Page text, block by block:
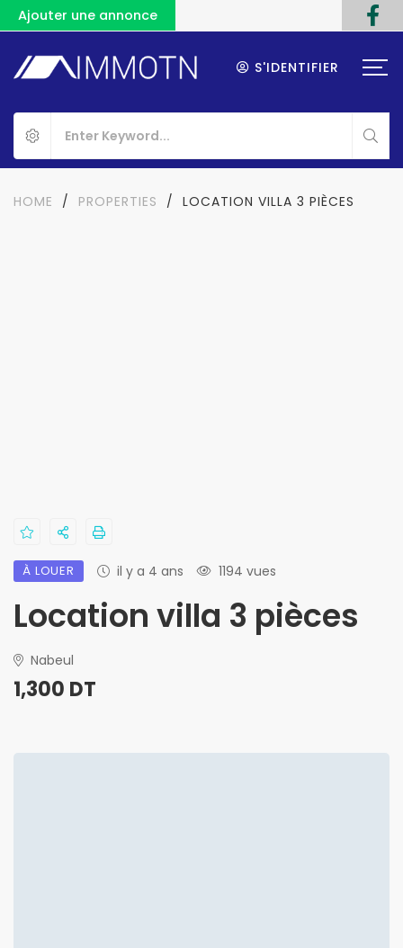
Ajouter une annonce
S'IDENTIFIER
HOME / PROPERTIES / LOCATION VILLA 3 PIÈCES
À LOUER il y a 4 ans 1194 vues
Location villa 3 pièces
Nabeul
1,300 DT